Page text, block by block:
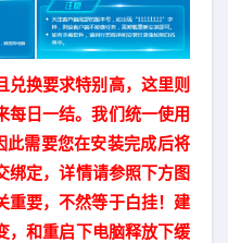
兑换要求特别高，这里则
每日一结。我们统一使用
需要您在安装完成后将
绑定，详情请参照下方图
重要，不然等于白挂！建
，和重启下电脑释放下缓